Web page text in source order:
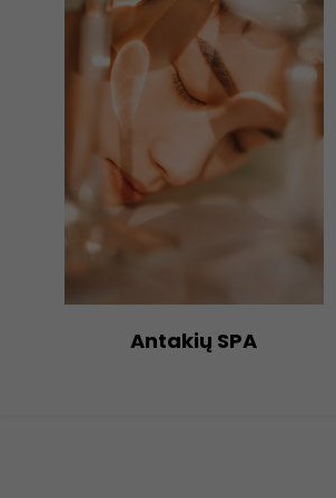
Antakių SPA